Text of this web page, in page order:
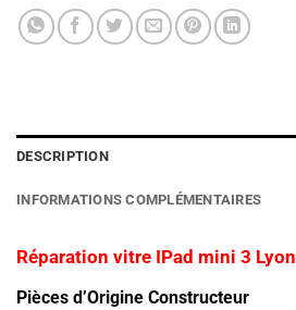
DESCRIPTION
INFORMATIONS COMPLÉMENTAIRES
Réparation vitre IPad mini 3 Lyon
Pièces d’Origine Constructeur